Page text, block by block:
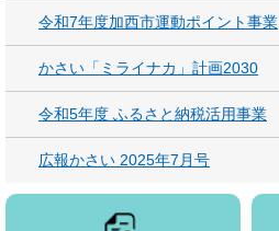
令和7年度加西市運動ポイント事業
かさい「ミライナカ」計画2030
令和5年度 ふるさと納税活用事業
広報かさい 2025年7月号